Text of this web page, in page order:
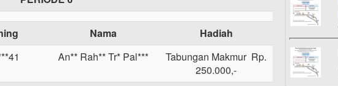
Nama
Hadiah
An** Rah** Tr* Pal***
Tabungan Makmur Rp.
250.000,-